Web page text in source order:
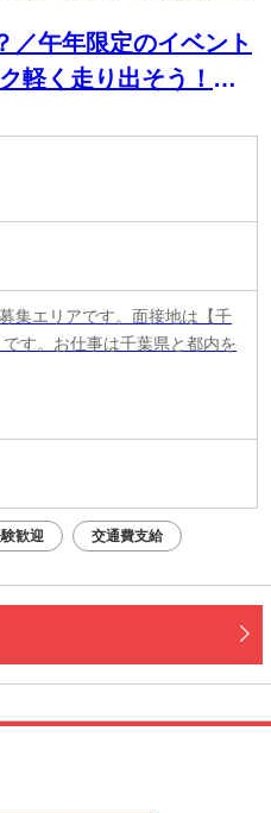
／午年限定のイベント
軽く走り出そう！入
集エリアです。面接地は【千
す。お仕事は千葉県と都内を
歓迎 交通費支給